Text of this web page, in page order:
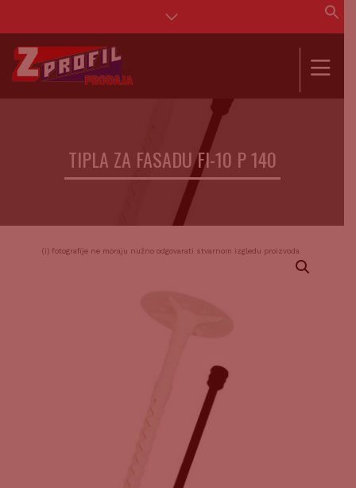
TIPLA ZA FASADU FI-10 P 140
(i) fotografije ne moraju nužno odgovarati stvarnom izgledu proizvoda.